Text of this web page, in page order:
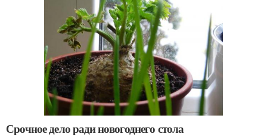
Срочное дело ради новогоднего стола